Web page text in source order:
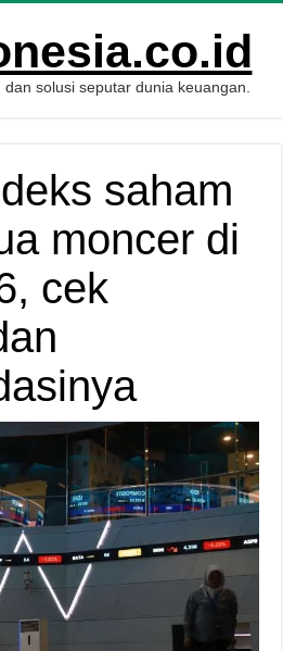
solusi seputar dunia keuangan.
saham
moncer di
cek